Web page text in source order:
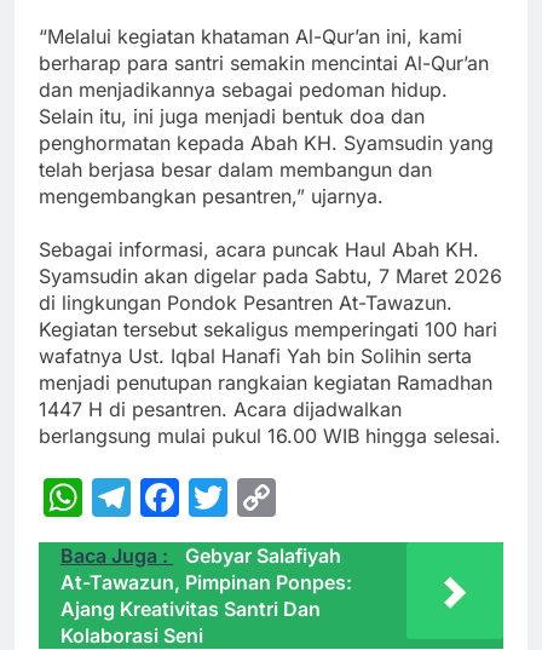
“Melalui kegiatan khataman Al-Qur’an ini, kami
berharap para santri semakin mencintai Al-Qur’an
dan menjadikannya sebagai pedoman hidup.
Selain itu, ini juga menjadi bentuk doa dan
penghormatan kepada Abah KH. Syamsudin yang
telah berjasa besar dalam membangun dan
mengembangkan pesantren,” ujarnya.
Sebagai informasi, acara puncak Haul Abah KH.
Syamsudin akan digelar pada Sabtu, 7 Maret 2026
di lingkungan Pondok Pesantren At-Tawazun.
Kegiatan tersebut sekaligus memperingati 100 hari
wafatnya Ust. Iqbal Hanafi Yah bin Solihin serta
menjadi penutupan rangkaian kegiatan Ramadhan
1447 H di pesantren. Acara dijadwalkan
berlangsung mulai pukul 16.00 WIB hingga selesai.
WhatsApp
Telegram
Facebook
Twitter
Link
Baca Juga :
Gebyar Salafiyah
At-Tawazun, Pimpinan Ponpes:
Ajang Kreativitas Santri Dan
Kolaborasi Seni